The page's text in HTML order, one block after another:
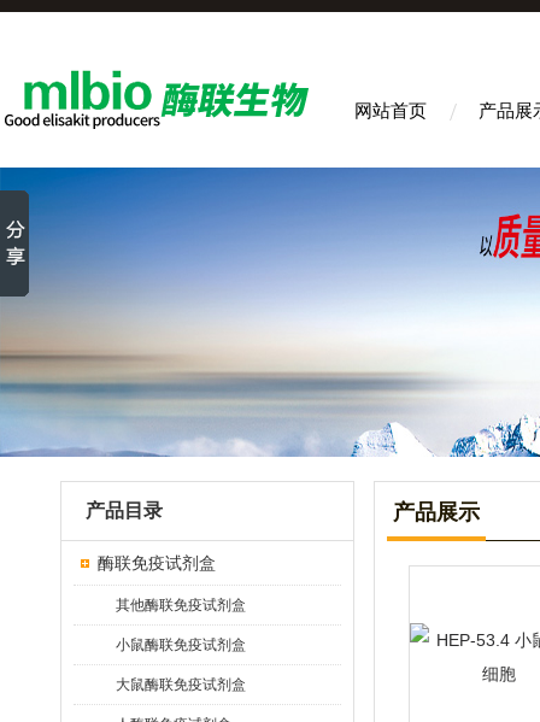
网站首页 产品展
产品目录
酶联免疫试剂盒
其他酶联免疫试剂盒
小鼠酶联免疫试剂盒
大鼠酶联免疫试剂盒
产品展示